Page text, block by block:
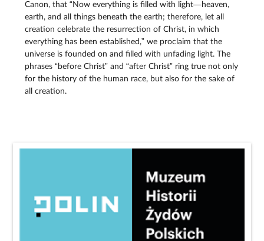
Canon, that “Now everything is filled with light—heaven,
earth, and all things beneath the earth; therefore, let all
creation celebrate the resurrection of Christ, in which
everything has been established,” we proclaim that the
universe is founded on and filled with unfading light. The
phrases “before Christ” and “after Christ” ring true not only
for the history of the human race, but also for the sake of
all creation.